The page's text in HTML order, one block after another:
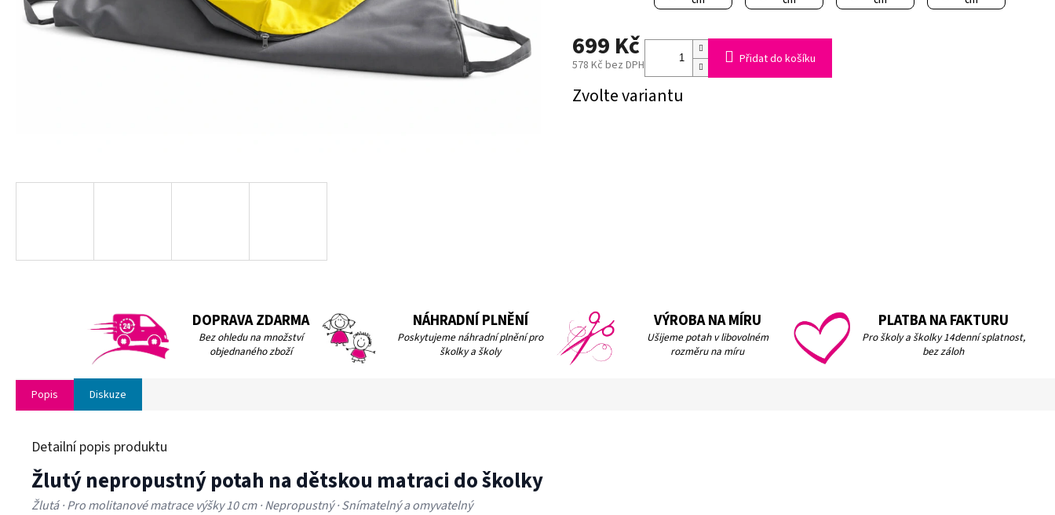
699 Kč
578 Kč bez DPH
Měrná
cena:
Přidat do košíku
Zvolte variantu
DOPRAVA ZDARMA
Bez ohledu na množství
objednaného zboží
NÁHRADNÍ PLNĚNÍ
Poskytujeme náhradní plnění pro
školky a školy
VÝROBA NA MÍRU
Ušijeme potah v libovolném
rozměru na míru
PLATBA NA FAKTURU
Pro školy a školky 14denní splatnost,
bez záloh
Popis Diskuze
Detailní popis produktu
Žlutý nepropustný potah na dětskou matraci do školky
Žlutá · Pro molitanové matrace výšky 10 cm · Nepropustný · Snímatelný a omyvatelný